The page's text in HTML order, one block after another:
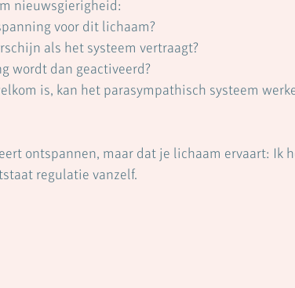
nieuwsgierigheid:
voor dit lichaam?
als het systeem vertraagt?
wordt dan geactiveerd?
is, kan het parasympathisch systeem
ontspannen, maar dat je lichaam ervaart: Ik
regulatie vanzelf.